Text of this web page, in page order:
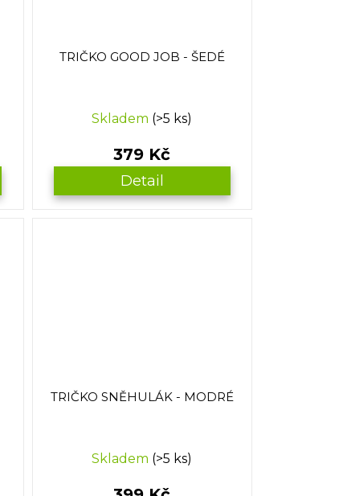
TRIČKO GOOD JOB - ŠEDÉ
Skladem (>5 ks)
379 Kč
Detail
TRIČKO SNĚHULÁK - MODRÉ
Skladem (>5 ks)